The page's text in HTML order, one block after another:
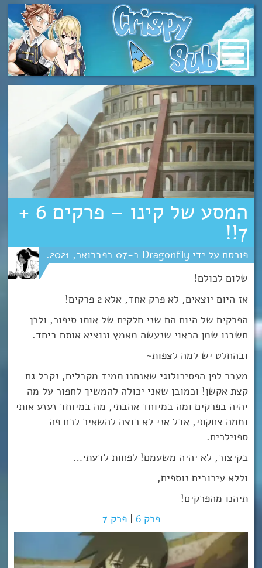
מעבר
לתוכן
המסע של קינו – פרקים 6 +
7!!
Dragonfly
07 פברואר 2021
שלום לכולם!
אז היום יוצאים, לא פרק אחד, אלא 2 פרקים!
הפרקים של היום הם שני חלקים של אותו סיפור, ולכן
חשבנו שמן הראוי שנעשה מאמץ ונוציא אותם ביחד.
ובהחלט יש למה לצפות~
מעבר לפן הפסיכולוגי שאנחנו תמיד מקבלים, נקבל גם
קצת אקשן! וכמובן שאני יכולה להמשיך לחפור על מה
יהיה בפרקים ומה במיוחד אהבתי, מה במיוחד זעזע אותי
וממה צחקתי, אבל אני לא רוצה להשאיר לכם פה
ספוילרים.
בקיצור, לא יהיה משעמם! לפחות לדעתי…
וללא עיכובים נוספים,
תיהנו מהפרקים!
פרק 6
|פרק 7